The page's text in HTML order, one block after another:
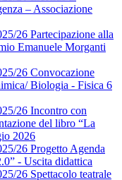
– Associazione
26 Partecipazione alla
Emanuele Morganti
26 Convocazione
Biologia - Fisica 6
26 Incontro con
del libro “La
2026
26 Progetto Agenda
- Uscita didattica
26 Spettacolo teatrale